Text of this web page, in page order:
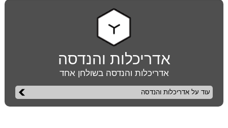
אדריכלות והנדסה
אדריכלות והנדסה בשולחן אחד
עוד על אדריכלות והנדסה